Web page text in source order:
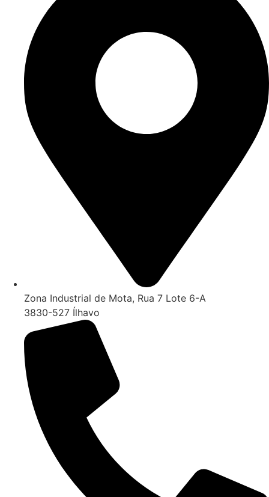
Zona Industrial de Mota, Rua 7 Lote 6-A
3830-527 Ílhavo